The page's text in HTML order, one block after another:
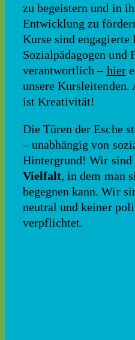
zu begeistern und in
Entwicklung zu
Kurse sind engagierte
Sozialpädagogen und
verantwortlich – hier
unsere Kursleitenden.
ist Kreativität!
Die Türen der Esche
– unabhängig von
Hintergrund! Wir sind
Vielfalt, in dem man
begegnen kann. Wir
neutral und keiner
verpflichtet.